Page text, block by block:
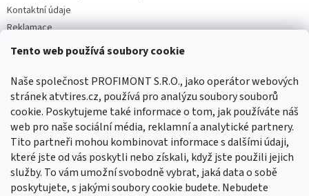
Tento web používá soubory cookie
Naše společnost PROFIMONT S.R.O., jako operátor webových
stránek atvtires.cz, používá pro analýzu soubory souborů
cookie. Poskytujeme také informace o tom, jak používáte náš
web pro naše sociální média, reklamní a analytické partnery.
Tito partneři mohou kombinovat informace s dalšími údaji,
které jste od vás poskytli nebo získali, když jste použili jejich
služby. To vám umožní svobodně vybrat, jaká data o sobě
poskytujete, s jakými soubory cookie budete. Nebudete
Kontaktní údaje
Reklamace
Facebook